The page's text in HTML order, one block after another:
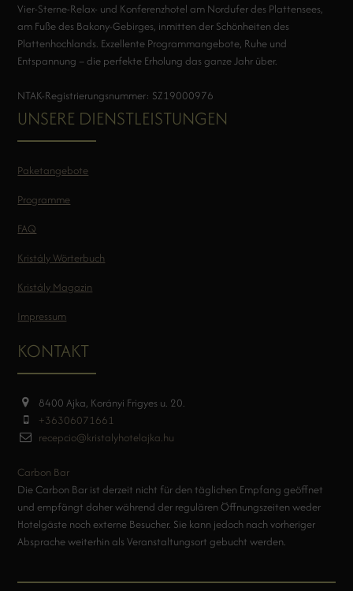
Vier-Sterne-Relax- und Konferenzhotel am Nordufer des Plattensees,
am Fuße des Bakony-Gebirges, inmitten der Schönheiten des
Plattenhochlands. Exzellente Programmangebote, Ruhe und
Entspannung – die perfekte Erholung das ganze Jahr über.
NTAK-Registrierungsnummer: SZ19000976
UNSERE DIENSTLEISTUNGEN
Paketangebote
Programme
FAQ
Kristály Wörterbuch
Kristály Magazin
Impressum
KONTAKT
8400 Ajka, Korányi Frigyes u. 20.
+36306071661
recepcio@kristalyhotelajka.hu
Carbon Bar
Die Carbon Bar ist derzeit nicht für den täglichen Empfang geöffnet
und empfängt daher während der regulären Öffnungszeiten weder
Hotelgäste noch externe Besucher. Sie kann jedoch nach vorheriger
Absprache weiterhin als Veranstaltungsort gebucht werden.